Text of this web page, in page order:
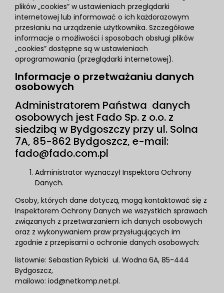
plików „cookies” w ustawieniach przeglądarki
internetowej lub informować o ich każdorazowym
przesłaniu na urządzenie użytkownika. Szczegółowe
informacje o możliwości i sposobach obsługi plików
„cookies” dostępne są w ustawieniach
oprogramowania (przeglądarki internetowej).
Informacje o przetważaniu danych
osobowych
Administratorem Państwa danych
osobowych jest Fado Sp. z o.o. z
siedzibą w Bydgoszczy przy ul. Solna
7A, 85-862 Bydgoszcz, e-mail:
fado@fado.com.pl
Administrator wyznaczył Inspektora Ochrony
Danych.
Osoby, których dane dotyczą, mogą kontaktować się z
Inspektorem Ochrony Danych we wszystkich sprawach
związanych z przetwarzaniem ich danych osobowych
oraz z wykonywaniem praw przysługujących im
zgodnie z przepisami o ochronie danych osobowych:
listownie: Sebastian Rybicki ul. Wodna 6A, 85-444
Bydgoszcz,
mailowo: iod@netkomp.net.pl.